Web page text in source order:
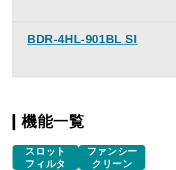
BDR-4HL-901BL SI
機能一覧
スロット
フィルタ
ファンシー
クリーン